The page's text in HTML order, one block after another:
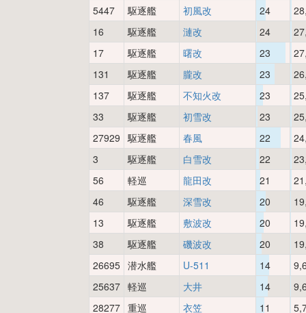
5447
駆逐艦 初風改 24
16
駆逐艦 漣改 24
17
駆逐艦 曙改 23
131
駆逐艦 朧改 23
137
駆逐艦 不知火改 23
33
駆逐艦 初雪改 23
27929 駆逐艦 春風 22
3
駆逐艦 白雪改 22
56
軽巡 龍田改 21
46
駆逐艦 深雪改 20
13
駆逐艦 敷波改 20
38
駆逐艦 磯波改 20
26695 潜水艦 U-511 14
25637 軽巡 大井 14
28277 重巡 衣笠 11